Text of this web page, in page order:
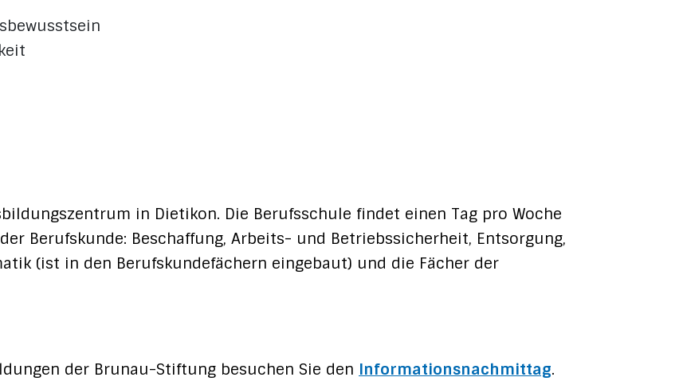
in Dietikon. Die Berufsschule findet einen Tag pro Woche
Berufskunde: Beschaffung, Arbeits- und Betriebssicherheit, Entsorgung,
(ist in den Berufskundefächern eingebaut) und die Fächer der
der Brunau-Stiftung besuchen Sie den Informationsnachmittag.